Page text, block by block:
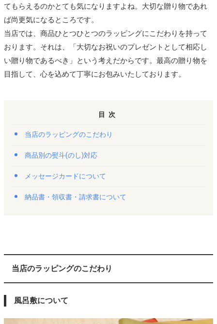
てもらえるのかとても気になりますよね。大切な贈り物であれ
ば尚更気になるところです。
当店では、商品ひとつひとつのラッピングにこだわりを持って
おります。それは、「大切なお祝いのプレゼントとして相応し
い贈り物であるべき」という考えだからです。最高の贈り物を
目指して、心を込めて丁寧にお包みいたしております。
目次
当店のラッピングのこだわり
商品別の熨斗(のし)対応
メッセージカードについて
納品書・領収書・請求書について
当店のラッピングのこだわり
風呂敷について